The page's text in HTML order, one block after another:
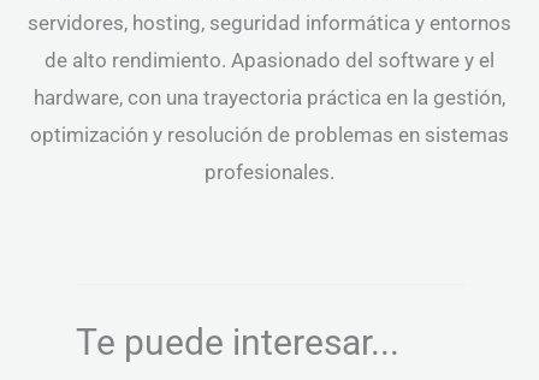
servidores, hosting, seguridad informática y entornos
de alto rendimiento. Apasionado del software y el
hardware, con una trayectoria práctica en la gestión,
optimización y resolución de problemas en sistemas
profesionales.
Te puede interesar...